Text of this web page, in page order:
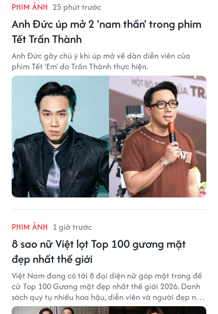
PHIM ẢNH 25 phút trước
Anh Đức úp mở 2 'nam thần' trong phim
Tết Trấn Thành
Anh Đức gây chú ý khi úp mở về dàn diễn viên của
phim Tết 'Em' do Trấn Thành thực hiện.
PHIM ẢNH 1 giờ trước
8 sao nữ Việt lọt Top 100 gương mặt
đẹp nhất thế giới
Việt Nam đang có tới 8 đại diện nữ góp mặt trong đề
cử Top 100 Gương mặt đẹp nhất thế giới 2026. Danh
sách quy tụ nhiều hoa hậu, diễn viên và người đẹp nổi
tiếng của showbiz Việt.